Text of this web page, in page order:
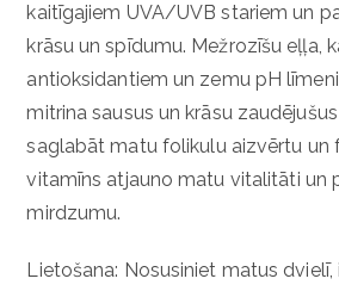
kaitīgajiem UVA/UVB stariem un
krāsu un spīdumu. Mežrozīšu eļļa,
antioksidantiem un zemu pH
mitrina sausus un krāsu
saglabāt matu folikulu aizvērtu un
vitamīns atjauno matu vitalitāti un
mirdzumu.
Lietošana: Nosusiniet matus